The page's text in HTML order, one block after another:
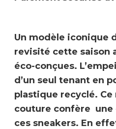
Un modèle iconique
revisité cette saison
éco-conçues.
d’un seul tenant en
plastique recyclé. Ce
couture confère une
ces sneakers. En